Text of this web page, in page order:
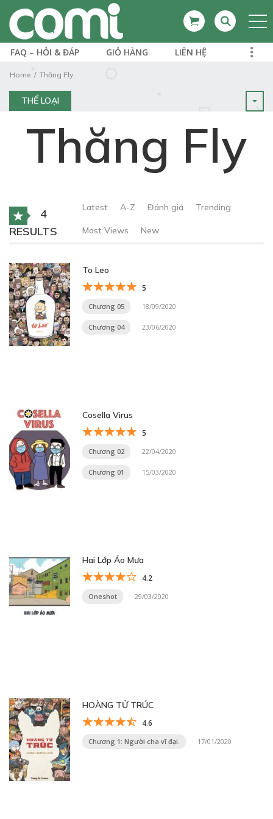
FAQ – HỎI & ĐÁP GIỎ HÀNG LIÊN HỆ
Home Thăng Fly
THỂ LOẠI
Thăng Fly
4
RESULTS
Latest A-Z Đánh giá Trending
Most Views New
To Leo
5
Chương 05 18/09/2020
Chương 04 23/06/2020
Cosella Virus
5
Chương 02 22/04/2020
Chương 01 15/03/2020
Hai Lớp Áo Mưa
4.2
Oneshot 29/03/2020
HOÀNG TỬ TRÚC
4.6
Chương 1: Người cha vĩ đại. 17/01/2020